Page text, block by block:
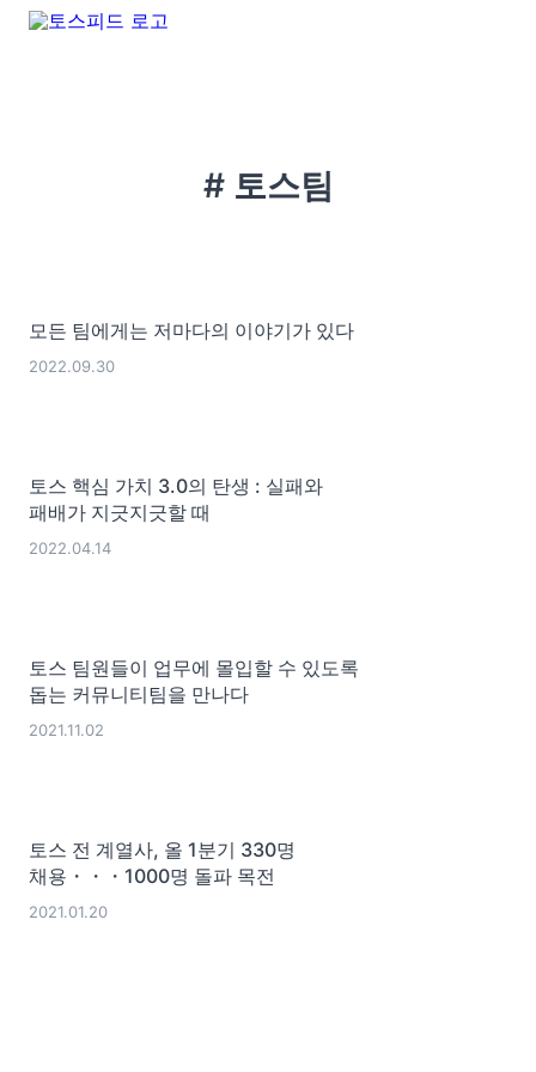
# 토스팀
모든 팀에게는 저마다의 이야기가 있다
2022.09.30
토스 핵심 가치 3.0의 탄생 : 실패와
패배가 지긋지긋할 때
2022.04.14
토스 팀원들이 업무에 몰입할 수 있도록
돕는 커뮤니티팀을 만나다
2021.11.02
토스 전 계열사, 올 1분기 330명
채용・・・1000명 돌파 목전
2021.01.20